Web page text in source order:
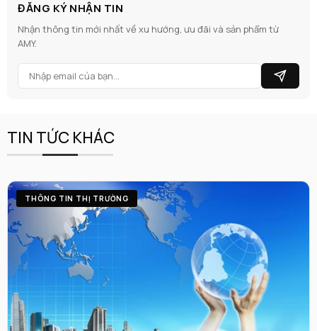
ĐĂNG KÝ NHẬN TIN
Nhận thông tin mới nhất về xu hướng, ưu đãi và sản phẩm từ
AMY.
TIN TỨC KHÁC
THÔNG TIN THỊ TRƯỜNG